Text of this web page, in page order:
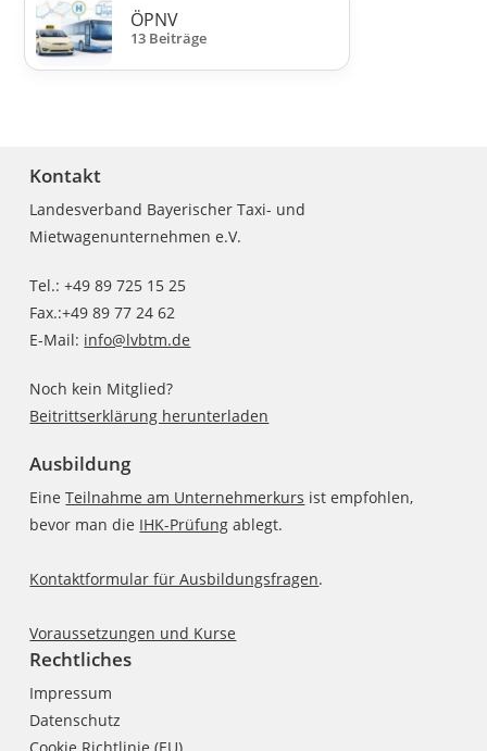
ÖPNV
13 Beiträge
Kontakt
Landesverband Bayerischer Taxi- und
Mietwagenunternehmen e.V.
Tel.: +49 89 725 15 25
Fax.:+49 89 77 24 62
E-Mail: info@lvbtm.de
Noch kein Mitglied?
Beitrittserklärung herunterladen
Ausbildung
EineTeilnahme am Unternehmerkurs ist empfohlen,
bevor man die IHK-Prüfung ablegt.
Kontaktformular für Ausbildungsfragen.
Voraussetzungen und Kurse
Rechtliches
Impressum
Datenschutz